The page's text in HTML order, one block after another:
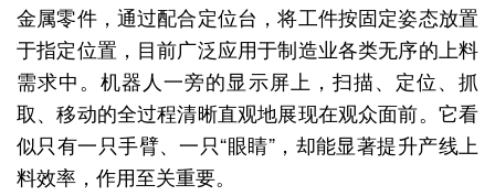
金属零件，通过配合定位台，将工件按固定姿态放置
于指定位置，目前广泛应用于制造业各类无序的上料
需求中。机器人一旁的显示屏上，扫描、定位、抓
取、移动的全过程清晰直观地展现在观众面前。它看
似只有一只手臂、一只“眼睛”，却能显著提升产线上
料效率，作用至关重要。